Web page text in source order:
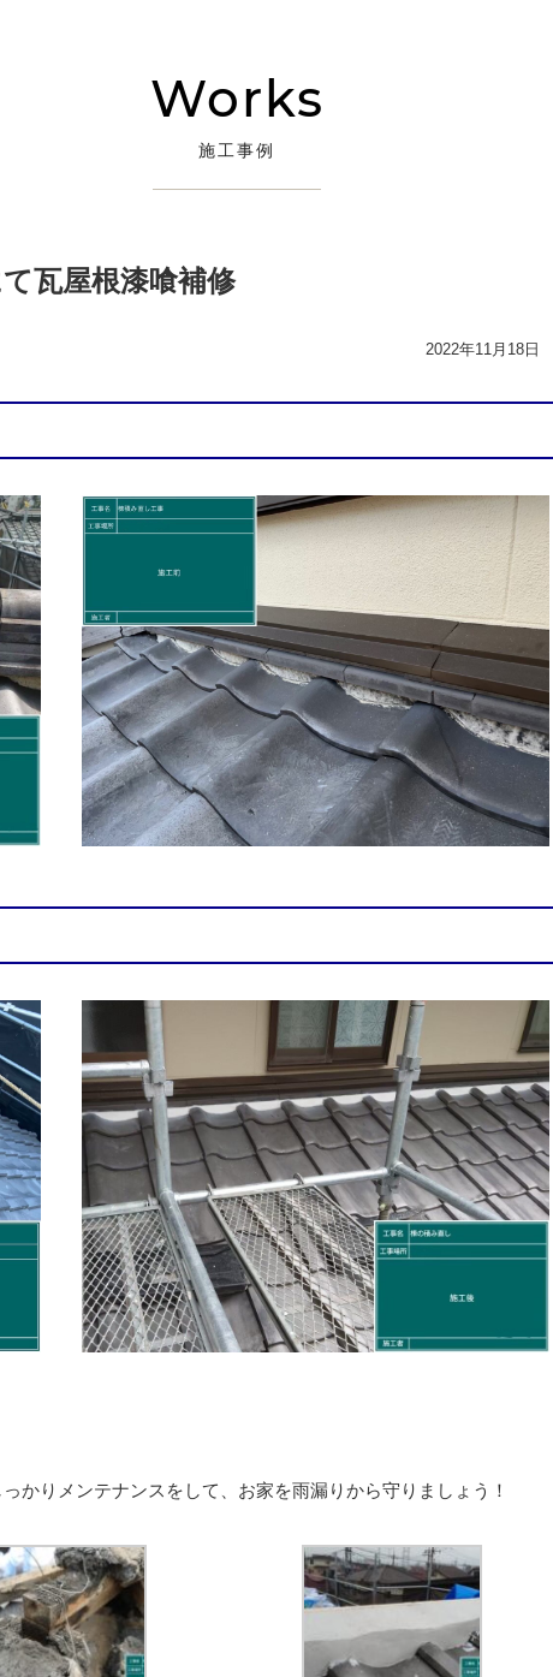
Works
施工事例
瓦屋根漆喰補修
2022年11月18日
かりメンテナンスをして、お家を雨漏りから守りましょう！